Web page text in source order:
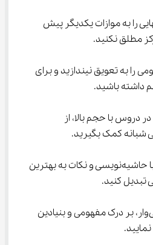
را به موازات یکدیگر پیش
مطلق نکنید.
را به تعویق نیندازید و برای
دروس با حجم بالا، از
کتاب درسی خود را با حاشیه‌نویسی و نکات به بهترین
تبدیل کنید.
به جای حفظ طوطی‌وار، بر درک مفهومی و بنیادین